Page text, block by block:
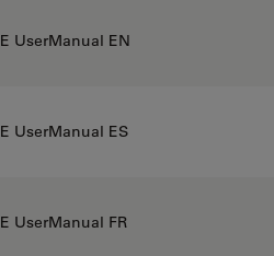
UserManual EN
UserManual ES
UserManual FR